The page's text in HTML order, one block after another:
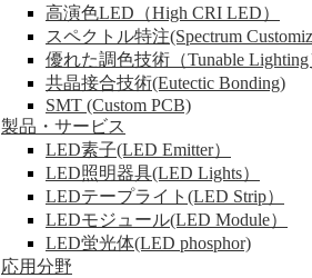
高演色LED（High CRI LED）
スペクトル特注(Spectrum
優れた調色技術（Tunable Lighting
共晶接合技術(Eutectic Bonding)
SMT (Custom PCB)
製品・サービス
LED素子(LED Emitter）
LED照明器具(LED Lights）
LEDテープライト(LED Strip）
LEDモジュール(LED Module）
LED蛍光体(LED phosphor)
応用分野